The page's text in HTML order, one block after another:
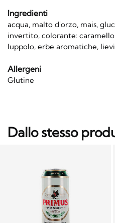
Ingredienti
acqua, malto d'orzo, mais,
invertito, colorante: caramello
luppolo, erbe aromatiche,
Allergeni
Glutine
Dallo stesso